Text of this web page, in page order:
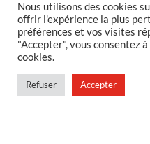
Foire
Conditions
Conditions
Nous utilisons des cookies
offrir l'expérience la plus
préférences et vos visites
"Accepter", vous consentez
cookies.
Refuser Accepter